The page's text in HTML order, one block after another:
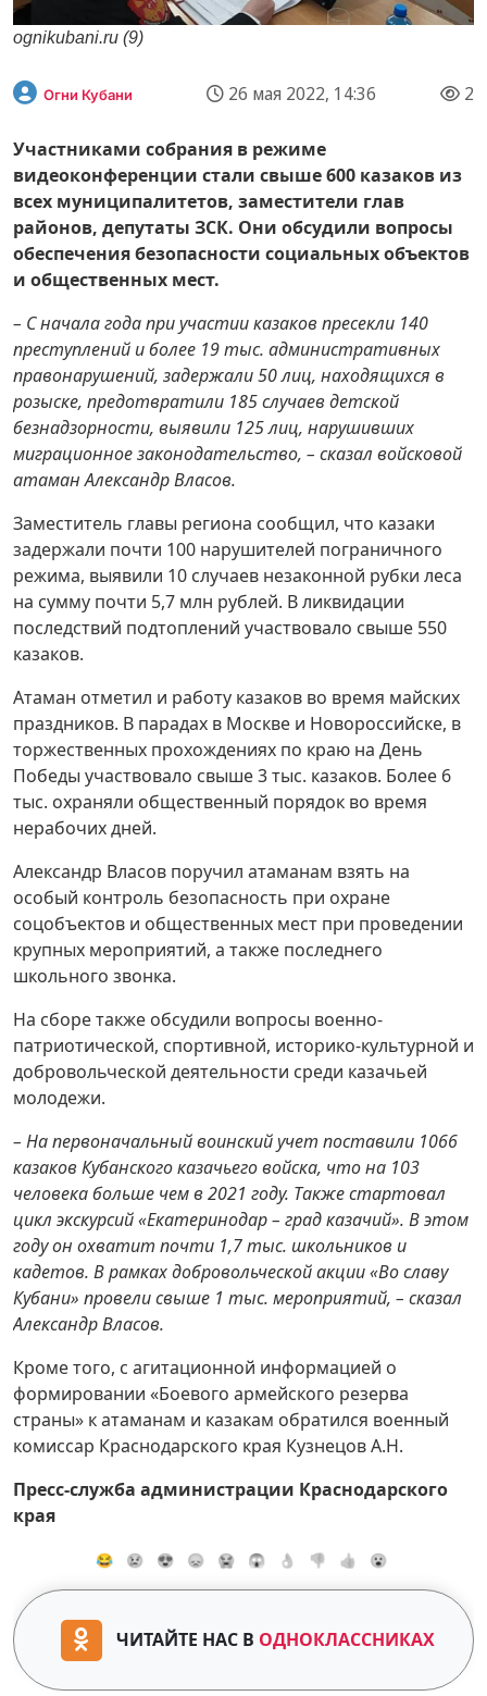
ognikubani.ru (9)
Огни Кубани 26 мая 2022, 14:36 2
Участниками собрания в режиме
видеоконференции стали свыше 600 казаков из
всех муниципалитетов, заместители глав
районов, депутаты ЗСК. Они обсудили вопросы
обеспечения безопасности социальных объектов
и общественных мест.
– С начала года при участии казаков пресекли 140
преступлений и более 19 тыс. административных
правонарушений, задержали 50 лиц, находящихся в
розыске, предотвратили 185 случаев детской
безнадзорности, выявили 125 лиц, нарушивших
миграционное законодательство, – сказал войсковой
атаман Александр Власов.
Заместитель главы региона сообщил, что казаки
задержали почти 100 нарушителей пограничного
режима, выявили 10 случаев незаконной рубки леса
на сумму почти 5,7 млн рублей. В ликвидации
последствий подтоплений участвовало свыше 550
казаков.
Атаман отметил и работу казаков во время майских
праздников. В парадах в Москве и Новороссийске, в
торжественных прохождениях по краю на День
Победы участвовало свыше 3 тыс. казаков. Более 6
тыс. охраняли общественный порядок во время
нерабочих дней.
Александр Власов поручил атаманам взять на
особый контроль безопасность при охране
соцобъектов и общественных мест при проведении
крупных мероприятий, а также последнего
школьного звонка.
На сборе также обсудили вопросы военно-
патриотической, спортивной, историко-культурной и
добровольческой деятельности среди казачьей
молодежи.
– На первоначальный воинский учет поставили 1066
казаков Кубанского казачьего войска, что на 103
человека больше чем в 2021 году. Также стартовал
цикл экскурсий «Екатеринодар – град казачий». В этом
году он охватит почти 1,7 тыс. школьников и
кадетов. В рамках добровольческой акции «Во славу
Кубани» провели свыше 1 тыс. мероприятий, – сказал
Александр Власов.
Кроме того, с агитационной информацией о
формировании «Боевого армейского резерва
страны» к атаманам и казакам обратился военный
комиссар Краснодарского края Кузнецов А.Н.
Пресс-служба администрации Краснодарского
края
😂 😢 😍 😞 😭 😱 👌 👎 👍 😮
ЧИТАЙТЕ НАС В ОДНОКЛАССНИКАХ